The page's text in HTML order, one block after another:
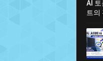
AI
트의